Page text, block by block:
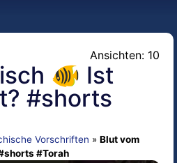
Ansichten: 10
🐠 Ist
#shorts
Vorschriften » Blut vom
#Torah